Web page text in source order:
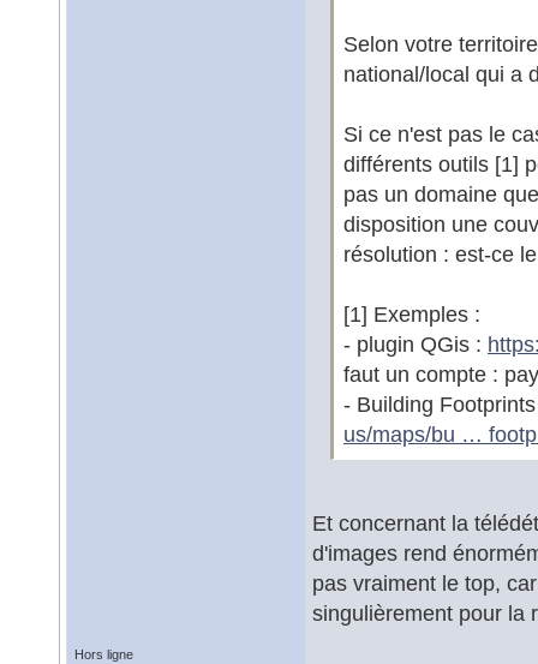
Selon votre
national/local qui a
Si ce n'est pas le
différents outils [1]
pas un domaine
disposition une
résolution : est-ce
[1] Exemples :
- plugin QGis :
faut un compte :
- Building
us/maps/bu …
Et concernant la
d'images rend
pas vraiment le top,
singulièrement pour la
Hors ligne